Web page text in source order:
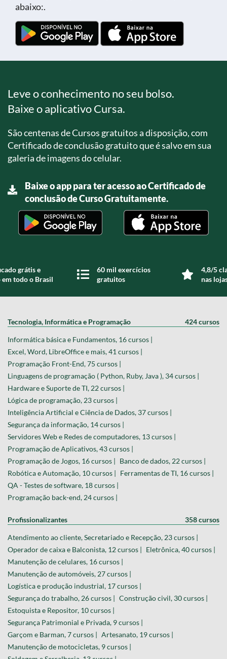
abaixo:.
Leve o conhecimento no seu bolso.
Baixe o aplicativo Cursa.
São centenas de Cursos gratuitos a disposição, com
Certificado de conclusão gratuito que é salvo em sua
galeria de imagens do celular.
Baixe o app para ter acesso ao Certificado de
conclusão de Curso Gratuitamente.
grátis e
todo o Brasil
60 mil exercícios
gratuitos
4,8/5
nas
Tecnologia, Informática e Programação 424 cursos
Informática básica e Fundamentos, 16 cursos |
Excel, Word, LibreOffice e mais, 41 cursos |
Programação Front-End, 75 cursos |
Linguagens de programação ( Python, Ruby, Java ), 34 cursos |
Hardware e Suporte de TI, 22 cursos |
Lógica de programação, 23 cursos |
Inteligência Artificial e Ciência de Dados, 37 cursos |
Segurança da informação, 14 cursos |
Servidores Web e Redes de computadores, 13 cursos |
Programação de Aplicativos, 43 cursos |
Programação de Jogos, 16 cursos | Banco de dados, 22 cursos |
Robótica e Automação, 10 cursos | Ferramentas de TI, 16 cursos |
QA - Testes de software, 18 cursos |
Programação back-end, 24 cursos |
Profissionalizantes 358 cursos
Atendimento ao cliente, Secretariado e Recepção, 23 cursos |
Operador de caixa e Balconista, 12 cursos | Eletrônica, 40 cursos |
Manutenção de celulares, 16 cursos |
Manutenção de automóveis, 27 cursos |
Logística e produção industrial, 17 cursos |
Segurança do trabalho, 26 cursos | Construção civil, 30 cursos |
Estoquista e Repositor, 10 cursos |
Segurança Patrimonial e Privada, 9 cursos |
Garçom e Barman, 7 cursos | Artesanato, 19 cursos |
Manutenção de motocicletas, 9 cursos |